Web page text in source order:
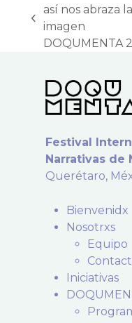
previous
post:
así nos abraza la
imagen
DOQUMENTA
Festival
Narrativas de
Querétaro,
Bienvenidx
Nosotrxs
Equipo
Iniciativas